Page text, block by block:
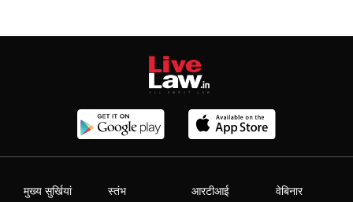
मुख्य सुर्खियां स्तंभ आरटीआई वेबिनार